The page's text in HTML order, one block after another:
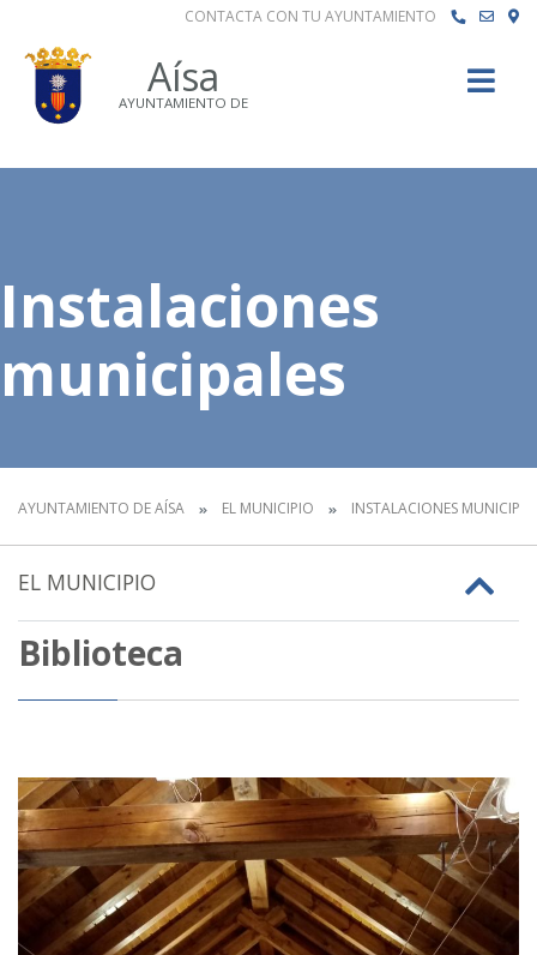
CONTACTA CON TU AYUNTAMIENTO
Aísa
AYUNTAMIENTO DE
Instalaciones
municipales
AYUNTAMIENTO DE AÍSA EL MUNICIPIO INSTALACIONES
EL MUNICIPIO
Biblioteca